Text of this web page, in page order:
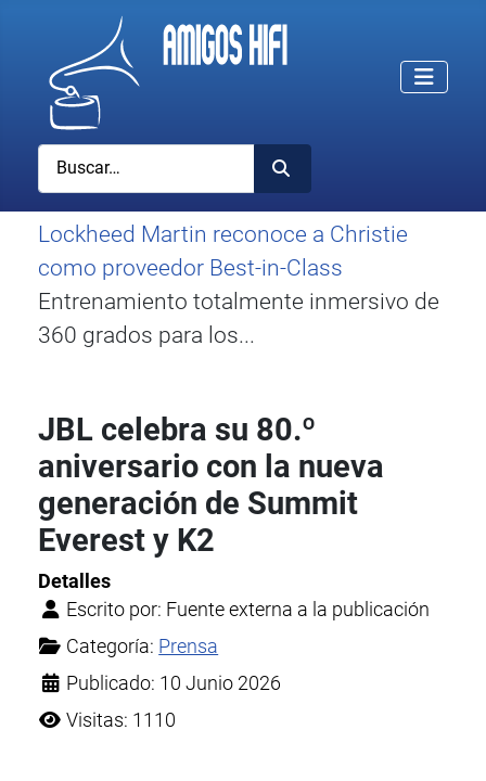
Buscar
Lockheed Martin reconoce a Christie
como proveedor Best-in-Class
Entrenamiento totalmente inmersivo de
360 grados para los...
JBL celebra su 80.º
aniversario con la nueva
generación de Summit
Everest y K2
Detalles
Escrito por: Fuente externa a la publicación
Categoría: Prensa
Publicado: 10 Junio 2026
Visitas: 1110